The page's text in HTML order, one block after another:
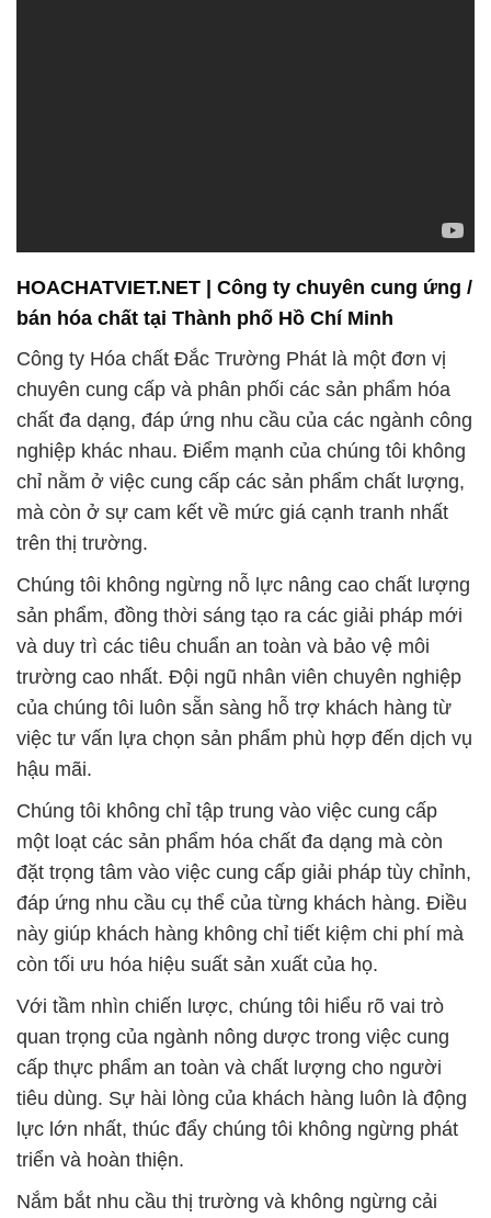
HOACHATVIET.NET | Công ty chuyên cung ứng /
bán hóa chất tại Thành phố Hồ Chí Minh
Công ty Hóa chất Đắc Trường Phát là một đơn vị
chuyên cung cấp và phân phối các sản phẩm hóa
chất đa dạng, đáp ứng nhu cầu của các ngành công
nghiệp khác nhau. Điểm mạnh của chúng tôi không
chỉ nằm ở việc cung cấp các sản phẩm chất lượng,
mà còn ở sự cam kết về mức giá cạnh tranh nhất
trên thị trường.
Chúng tôi không ngừng nỗ lực nâng cao chất lượng
sản phẩm, đồng thời sáng tạo ra các giải pháp mới
và duy trì các tiêu chuẩn an toàn và bảo vệ môi
trường cao nhất. Đội ngũ nhân viên chuyên nghiệp
của chúng tôi luôn sẵn sàng hỗ trợ khách hàng từ
việc tư vấn lựa chọn sản phẩm phù hợp đến dịch vụ
hậu mãi.
Chúng tôi không chỉ tập trung vào việc cung cấp
một loạt các sản phẩm hóa chất đa dạng mà còn
đặt trọng tâm vào việc cung cấp giải pháp tùy chỉnh,
đáp ứng nhu cầu cụ thể của từng khách hàng. Điều
này giúp khách hàng không chỉ tiết kiệm chi phí mà
còn tối ưu hóa hiệu suất sản xuất của họ.
Với tầm nhìn chiến lược, chúng tôi hiểu rõ vai trò
quan trọng của ngành nông dược trong việc cung
cấp thực phẩm an toàn và chất lượng cho người
tiêu dùng. Sự hài lòng của khách hàng luôn là động
lực lớn nhất, thúc đẩy chúng tôi không ngừng phát
triển và hoàn thiện.
Nắm bắt nhu cầu thị trường và không ngừng cải